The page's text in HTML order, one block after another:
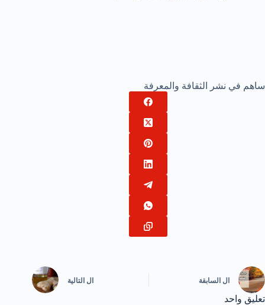
ساهم في نشر الثقافة والمعرفة
ال السابقة ال التالية
تعليق واحد